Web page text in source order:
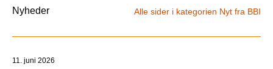
Nyheder Alle sider i kategorien Nyt fra BBI
11. juni 2026